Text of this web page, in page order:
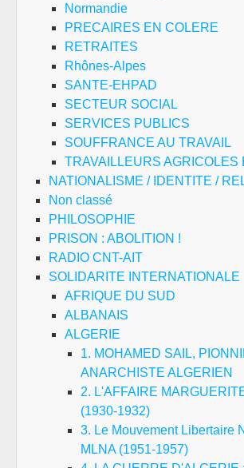
Normandie
PRECAIRES EN COLERE
RETRAITES
Rhônes-Alpes
SANTE-EHPAD
SECTEUR SOCIAL
SERVICES PUBLICS
SOUFFRANCE AU TRAVAIL
TRAVAILLEURS AGRICOLES
NATIONALISME / IDENTITE /
Non classé
PHILOSOPHIE
PRISON : ABOLITION !
RADIO CNT-AIT
SOLIDARITE INTERNATIONALE
AFRIQUE DU SUD
ALBANAIS
ALGERIE
1. MOHAMED SAIL,
ANARCHISTE ALGERIEN
2. L'AFFAIRE
(1930-1932)
3. Le Mouvement Libertaire
MLNA (1951-1957)